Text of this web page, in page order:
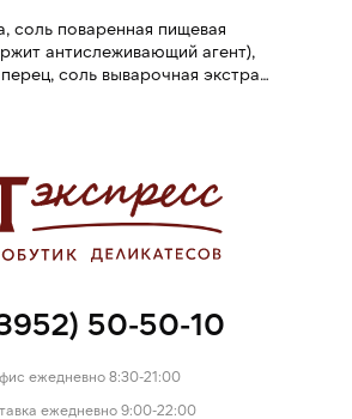
соль поваренная пищевая
антислеживающий агент),
соль выварочная экстра
50-50-10
ежедневно 8:30-21:00
ежедневно 9:00-22:00